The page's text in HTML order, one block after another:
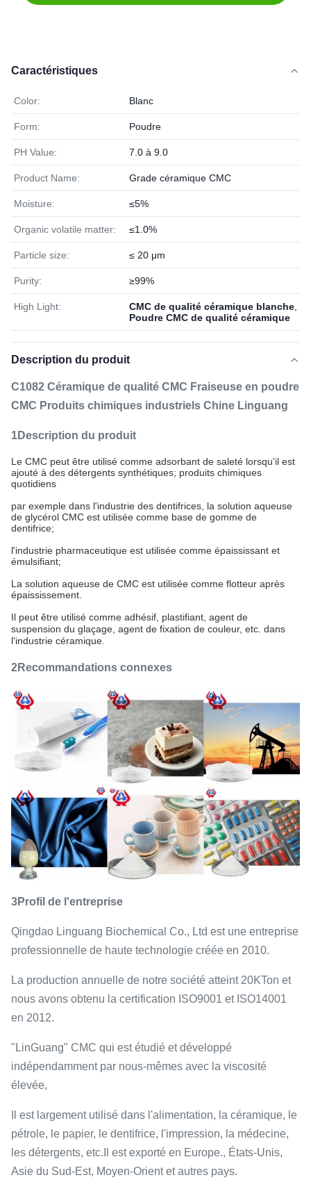
Caractéristiques
Color: Blanc
Form: Poudre
PH Value: 7.0 à 9.0
Product Name: Grade céramique CMC
Moisture: ≤5%
Organic volatile matter: ≤1.0%
Particle size: ≤ 20 μm
Purity: ≥99%
High Light: CMC de qualité céramique blanche
Poudre CMC de qualité céramique
Description du produit
C1082 Céramique de qualité CMC Fraiseuse en poudre
CMC Produits chimiques industriels Chine Linguang
1Description du produit
Le CMC peut être utilisé comme adsorbant de saleté lorsqu'il est
ajouté à des détergents synthétiques; produits chimiques
quotidiens
par exemple dans l'industrie des dentifrices, la solution aqueuse
de glycérol CMC est utilisée comme base de gomme de
dentifrice;
l'industrie pharmaceutique est utilisée comme épaississant et
émulsifiant;
La solution aqueuse de CMC est utilisée comme flotteur après
épaississement.
Il peut être utilisé comme adhésif, plastifiant, agent de
suspension du glaçage, agent de fixation de couleur, etc. dans
l'industrie céramique.
2Recommandations connexes
3Profil de l'entreprise
Qingdao Linguang Biochemical Co., Ltd est une entreprise
professionnelle de haute technologie créée en 2010.
La production annuelle de notre société atteint 20KTon et
nous avons obtenu la certification ISO9001 et ISO14001
en 2012.
"LinGuang" CMC qui est étudié et développé
indépendamment par nous-mêmes avec la viscosité
élevée,
Il est largement utilisé dans l'alimentation, la céramique, le
pétrole, le papier, le dentifrice, l'impression, la médecine,
les détergents, etc.Il est exporté en Europe., États-Unis,
Asie du Sud-Est, Moyen-Orient et autres pays.